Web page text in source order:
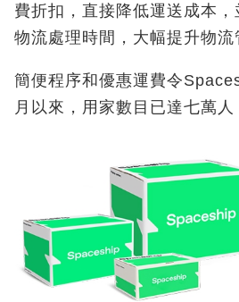
費折扣，直接降低運送成本
物流處理時間，大幅提升物流
簡便程序和優惠運費令
月以來，用家數目已達七萬人